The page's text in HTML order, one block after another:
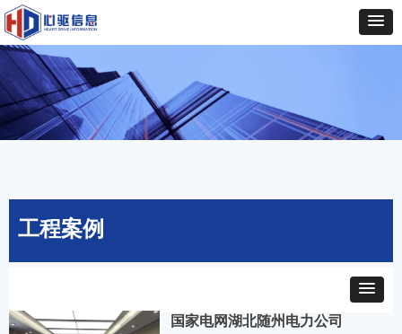
工程案例
国家电网湖北随州电力公司